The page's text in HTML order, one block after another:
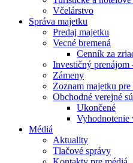
Včelárstvo
Správa majetku
Predaj majetku
Vecné bremená
Cenník za
Investičný prenájom
Zámeny
Zoznam majetku
Obchodné verejné
Ukončené
Vyhodnotenie
Médiá
Aktuality
Tlačové správy